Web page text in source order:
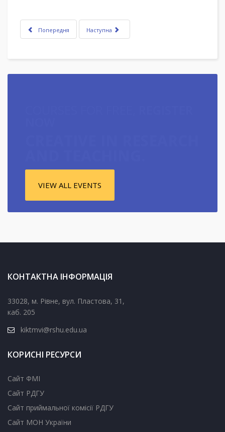
Попередня Наступна
VIEW ALL EVENTS
КОНТАКТНА ІНФОРМАЦІЯ
33028, м. Рівне, вул. Пластова, 31,
каб. 205
kiktmvi@rshu.edu.ua
КОРИСНІ РЕСУРСИ
Сайт ФМІ
Сайт РДГУ
Сайт приймальної комісії РДГУ
Сайт МОН України